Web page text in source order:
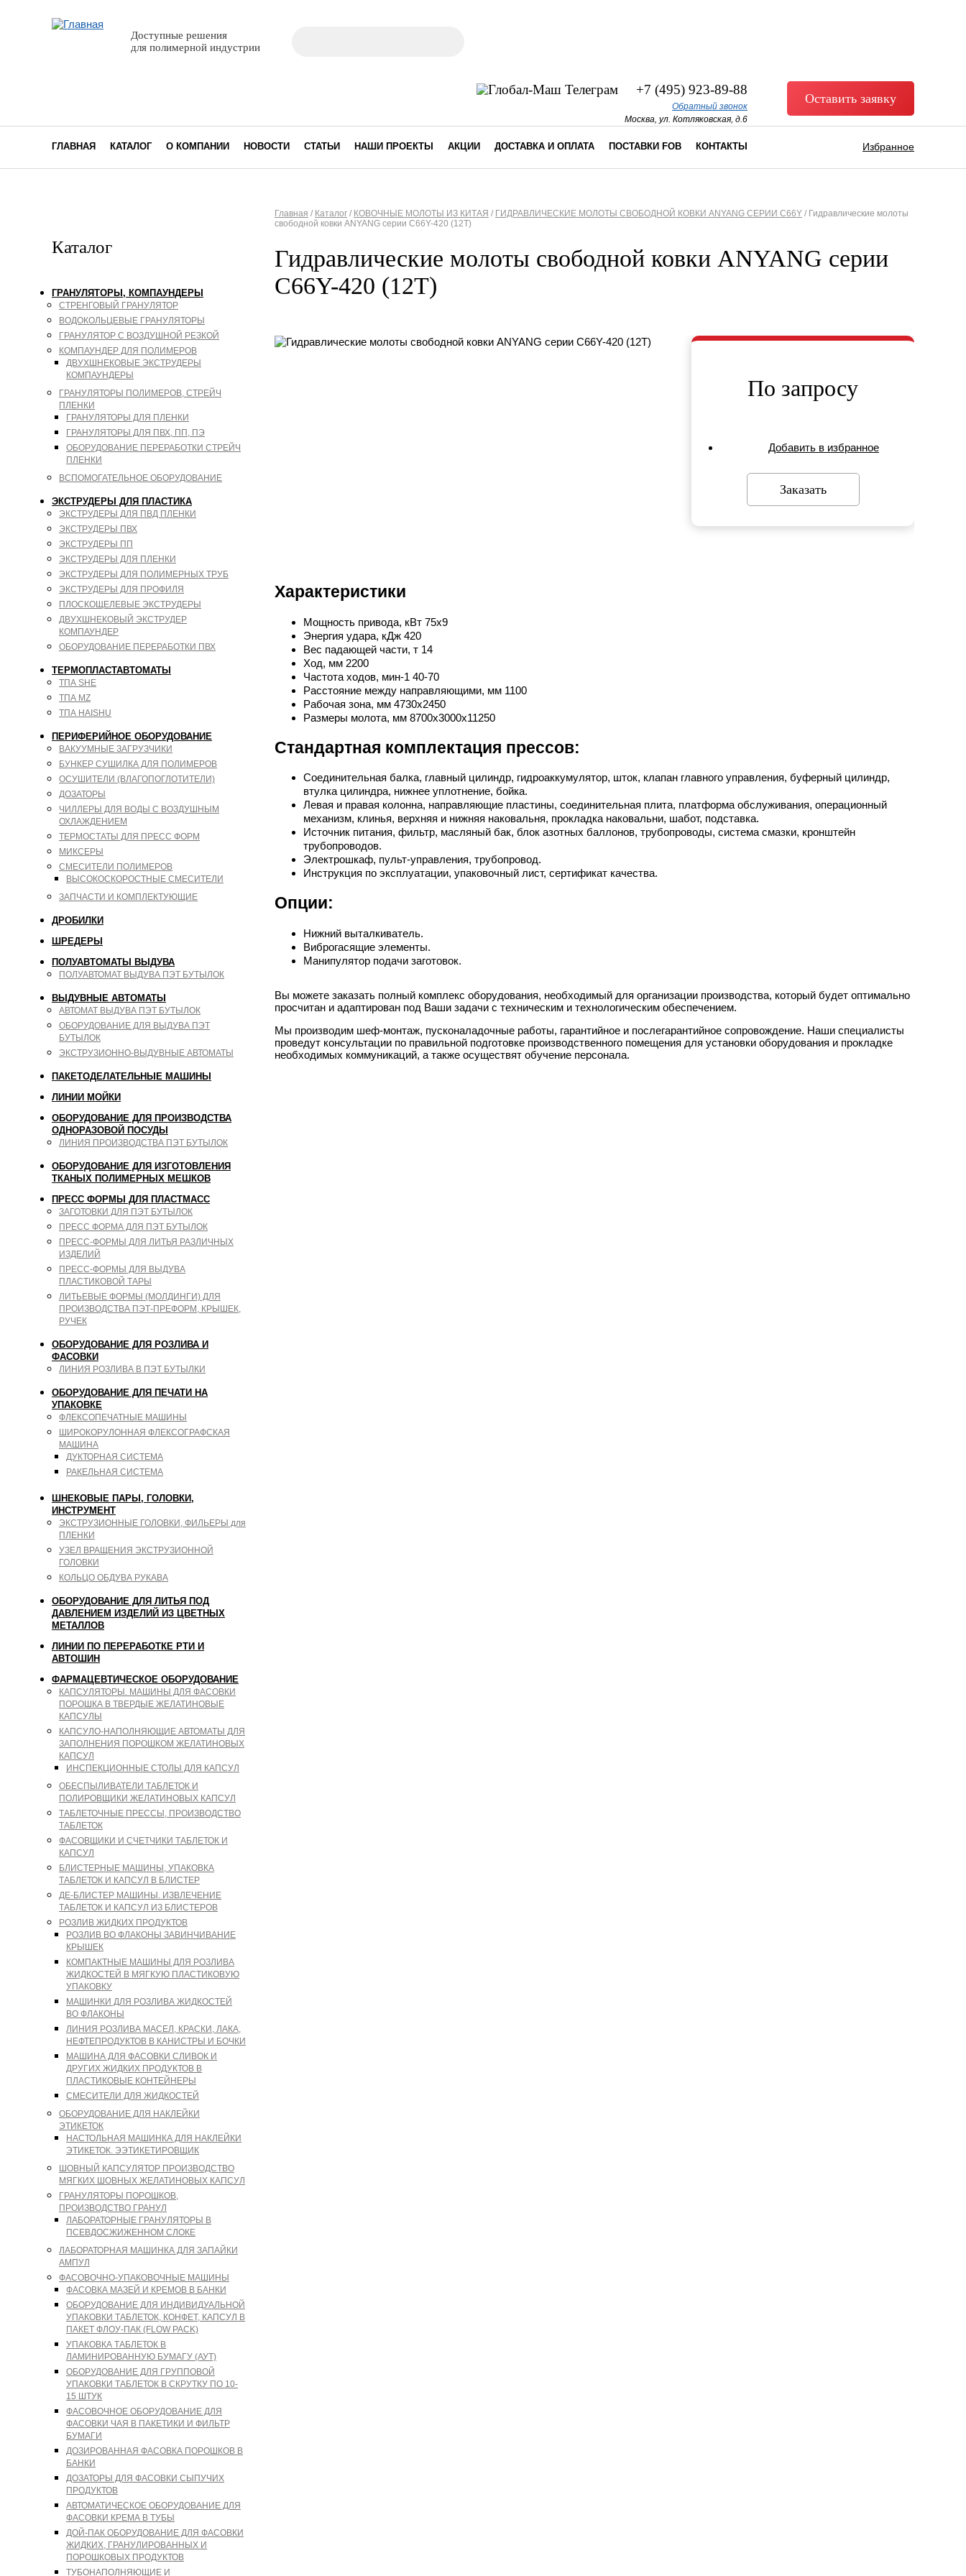
Доступные решения
для полимерной индустрии
+7 (495) 923-89-88
Обратный звонок
Москва, ул. Котляковская, д.6
Оставить заявку
ГЛАВНАЯ КАТАЛОГ О КОМПАНИИ НОВОСТИ СТАТЬИ НАШИ ПРОЕКТЫ АКЦИИ ДОСТАВКА И ОПЛАТА ПОСТАВКИ FOB КОНТАКТЫ Избранное
Каталог
ГРАНУЛЯТОРЫ, КОМПАУНДЕРЫ
СТРЕНГОВЫЙ ГРАНУЛЯТОР
ВОДОКОЛЬЦЕВЫЕ ГРАНУЛЯТОРЫ
ГРАНУЛЯТОР С ВОЗДУШНОЙ РЕЗКОЙ
КОМПАУНДЕР ДЛЯ ПОЛИМЕРОВ
ДВУХШНЕКОВЫЕ ЭКСТРУДЕРЫ
КОМПАУНДЕРЫ
ГРАНУЛЯТОРЫ ПОЛИМЕРОВ, СТРЕЙЧ
ПЛЕНКИ
ГРАНУЛЯТОРЫ ДЛЯ ПЛЕНКИ
ГРАНУЛЯТОРЫ ДЛЯ ПВХ, ПП, ПЭ
ОБОРУДОВАНИЕ ПЕРЕРАБОТКИ СТРЕЙЧ
ПЛЕНКИ
ВСПОМОГАТЕЛЬНОЕ ОБОРУДОВАНИЕ
ЭКСТРУДЕРЫ ДЛЯ ПЛАСТИКА
ЭКСТРУДЕРЫ ДЛЯ ПВД ПЛЕНКИ
ЭКСТРУДЕРЫ ПВХ
ЭКСТРУДЕРЫ ПП
ЭКСТРУДЕРЫ ДЛЯ ПЛЕНКИ
ЭКСТРУДЕРЫ ДЛЯ ПОЛИМЕРНЫХ ТРУБ
ЭКСТРУДЕРЫ ДЛЯ ПРОФИЛЯ
ПЛОСКОЩЕЛЕВЫЕ ЭКСТРУДЕРЫ
ДВУХШНЕКОВЫЙ ЭКСТРУДЕР
КОМПАУНДЕР
ОБОРУДОВАНИЕ ПЕРЕРАБОТКИ ПВХ
ТЕРМОПЛАСТАВТОМАТЫ
ТПА SHE
ТПА MZ
ТПА HAISHU
ПЕРИФЕРИЙНОЕ ОБОРУДОВАНИЕ
ВАКУУМНЫЕ ЗАГРУЗЧИКИ
БУНКЕР СУШИЛКА ДЛЯ ПОЛИМЕРОВ
ОСУШИТЕЛИ (ВЛАГОПОГЛОТИТЕЛИ)
ДОЗАТОРЫ
ЧИЛЛЕРЫ ДЛЯ ВОДЫ С ВОЗДУШНЫМ
ОХЛАЖДЕНИЕМ
ТЕРМОСТАТЫ ДЛЯ ПРЕСС ФОРМ
МИКСЕРЫ
СМЕСИТЕЛИ ПОЛИМЕРОВ
ВЫСОКОСКОРОСТНЫЕ СМЕСИТЕЛИ
ЗАПЧАСТИ И КОМПЛЕКТУЮЩИЕ
ДРОБИЛКИ
ШРЕДЕРЫ
ПОЛУАВТОМАТЫ ВЫДУВА
ПОЛУАВТОМАТ ВЫДУВА ПЭТ БУТЫЛОК
ВЫДУВНЫЕ АВТОМАТЫ
АВТОМАТ ВЫДУВА ПЭТ БУТЫЛОК
ОБОРУДОВАНИЕ ДЛЯ ВЫДУВА ПЭТ
БУТЫЛОК
ЭКСТРУЗИОННО-ВЫДУВНЫЕ АВТОМАТЫ
ПАКЕТОДЕЛАТЕЛЬНЫЕ МАШИНЫ
ЛИНИИ МОЙКИ
ОБОРУДОВАНИЕ ДЛЯ ПРОИЗВОДСТВА
ОДНОРАЗОВОЙ ПОСУДЫ
ЛИНИЯ ПРОИЗВОДСТВА ПЭТ БУТЫЛОК
ОБОРУДОВАНИЕ ДЛЯ ИЗГОТОВЛЕНИЯ
ТКАНЫХ ПОЛИМЕРНЫХ МЕШКОВ
ПРЕСС ФОРМЫ ДЛЯ ПЛАСТМАСС
ЗАГОТОВКИ ДЛЯ ПЭТ БУТЫЛОК
ПРЕСС ФОРМА ДЛЯ ПЭТ БУТЫЛОК
ПРЕСС-ФОРМЫ ДЛЯ ЛИТЬЯ РАЗЛИЧНЫХ
ИЗДЕЛИЙ
ПРЕСС-ФОРМЫ ДЛЯ ВЫДУВА
ПЛАСТИКОВОЙ ТАРЫ
ЛИТЬЕВЫЕ ФОРМЫ (МОЛДИНГИ) ДЛЯ
ПРОИЗВОДСТВА ПЭТ-ПРЕФОРМ, КРЫШЕК,
РУЧЕК
ОБОРУДОВАНИЕ ДЛЯ РОЗЛИВА И
ФАСОВКИ
ЛИНИЯ РОЗЛИВА В ПЭТ БУТЫЛКИ
ОБОРУДОВАНИЕ ДЛЯ ПЕЧАТИ НА
УПАКОВКЕ
ФЛЕКСОПЕЧАТНЫЕ МАШИНЫ
ШИРОКОРУЛОННАЯ ФЛЕКСОГРАФСКАЯ
МАШИНА
ДУКТОРНАЯ СИСТЕМА
РАКЕЛЬНАЯ СИСТЕМА
ШНЕКОВЫЕ ПАРЫ, ГОЛОВКИ,
ИНСТРУМЕНТ
ЭКСТРУЗИОННЫЕ ГОЛОВКИ, ФИЛЬЕРЫ для
ПЛЕНКИ
УЗЕЛ ВРАЩЕНИЯ ЭКСТРУЗИОННОЙ
ГОЛОВКИ
КОЛЬЦО ОБДУВА РУКАВА
ОБОРУДОВАНИЕ ДЛЯ ЛИТЬЯ ПОД
ДАВЛЕНИЕМ ИЗДЕЛИЙ ИЗ ЦВЕТНЫХ
МЕТАЛЛОВ
ЛИНИИ ПО ПЕРЕРАБОТКЕ РТИ И
АВТОШИН
ФАРМАЦЕВТИЧЕСКОЕ ОБОРУДОВАНИЕ
КАПСУЛЯТОРЫ. МАШИНЫ ДЛЯ ФАСОВКИ
ПОРОШКА В ТВЕРДЫЕ ЖЕЛАТИНОВЫЕ
КАПСУЛЫ
КАПСУЛО-НАПОЛНЯЮЩИЕ АВТОМАТЫ ДЛЯ
ЗАПОЛНЕНИЯ ПОРОШКОМ ЖЕЛАТИНОВЫХ
КАПСУЛ
ИНСПЕКЦИОННЫЕ СТОЛЫ ДЛЯ КАПСУЛ
ОБЕСПЫЛИВАТЕЛИ ТАБЛЕТОК И
ПОЛИРОВЩИКИ ЖЕЛАТИНОВЫХ КАПСУЛ
ТАБЛЕТОЧНЫЕ ПРЕССЫ, ПРОИЗВОДСТВО
ТАБЛЕТОК
ФАСОВЩИКИ И СЧЕТЧИКИ ТАБЛЕТОК И
КАПСУЛ
БЛИСТЕРНЫЕ МАШИНЫ, УПАКОВКА
ТАБЛЕТОК И КАПСУЛ В БЛИСТЕР
ДЕ-БЛИСТЕР МАШИНЫ. ИЗВЛЕЧЕНИЕ
ТАБЛЕТОК И КАПСУЛ ИЗ БЛИСТЕРОВ
РОЗЛИВ ЖИДКИХ ПРОДУКТОВ
РОЗЛИВ ВО ФЛАКОНЫ ЗАВИНЧИВАНИЕ
КРЫШЕК
КОМПАКТНЫЕ МАШИНЫ ДЛЯ РОЗЛИВА
ЖИДКОСТЕЙ В МЯГКУЮ ПЛАСТИКОВУЮ
УПАКОВКУ
МАШИНКИ ДЛЯ РОЗЛИВА ЖИДКОСТЕЙ
ВО ФЛАКОНЫ
ЛИНИЯ РОЗЛИВА МАСЕЛ, КРАСКИ, ЛАКА,
НЕФТЕПРОДУКТОВ В КАНИСТРЫ И БОЧКИ
МАШИНА ДЛЯ ФАСОВКИ СЛИВОК И
ДРУГИХ ЖИДКИХ ПРОДУКТОВ В
ПЛАСТИКОВЫЕ КОНТЕЙНЕРЫ
СМЕСИТЕЛИ ДЛЯ ЖИДКОСТЕЙ
ОБОРУДОВАНИЕ ДЛЯ НАКЛЕЙКИ
ЭТИКЕТОК
НАСТОЛЬНАЯ МАШИНКА ДЛЯ НАКЛЕЙКИ
ЭТИКЕТОК. ЭЭТИКЕТИРОВЩИК
ШОВНЫЙ КАПСУЛЯТОР ПРОИЗВОДСТВО
МЯГКИХ ШОВНЫХ ЖЕЛАТИНОВЫХ КАПСУЛ
ГРАНУЛЯТОРЫ ПОРОШКОВ,
ПРОИЗВОДСТВО ГРАНУЛ
ЛАБОРАТОРНЫЕ ГРАНУЛЯТОРЫ В
ПСЕВДОСЖИЖЕННОМ СЛОКЕ
ЛАБОРАТОРНАЯ МАШИНКА ДЛЯ ЗАПАЙКИ
АМПУЛ
ФАСОВОЧНО-УПАКОВОЧНЫЕ МАШИНЫ
ФАСОВКА МАЗЕЙ И КРЕМОВ В БАНКИ
ОБОРУДОВАНИЕ ДЛЯ ИНДИВИДУАЛЬНОЙ
УПАКОВКИ ТАБЛЕТОК, КОНФЕТ, КАПСУЛ В
ПАКЕТ ФЛОУ-ПАК (FLOW PACK)
УПАКОВКА ТАБЛЕТОК В
ЛАМИНИРОВАННУЮ БУМАГУ (АУТ)
ОБОРУДОВАНИЕ ДЛЯ ГРУППОВОЙ
УПАКОВКИ ТАБЛЕТОК В СКРУТКУ ПО 10-
15 ШТУК
ФАСОВОЧНОЕ ОБОРУДОВАНИЕ ДЛЯ
ФАСОВКИ ЧАЯ В ПАКЕТИКИ И ФИЛЬТР
БУМАГИ
ДОЗИРОВАННАЯ ФАСОВКА ПОРОШКОВ В
БАНКИ
ДОЗАТОРЫ ДЛЯ ФАСОВКИ СЫПУЧИХ
ПРОДУКТОВ
АВТОМАТИЧЕСКОЕ ОБОРУДОВАНИЕ ДЛЯ
ФАСОВКИ КРЕМА В ТУБЫ
ДОЙ-ПАК ОБОРУДОВАНИЕ ДЛЯ ФАСОВКИ
ЖИДКИХ, ГРАНУЛИРОВАННЫХ И
ПОРОШКОВЫХ ПРОДУКТОВ
ТУБОНАПОЛНЯЮЩИЕ И
Вы здесь
Главная / Каталог / КОВОЧНЫЕ МОЛОТЫ ИЗ КИТАЯ / ГИДРАВЛИЧЕСКИЕ МОЛОТЫ СВОБОДНОЙ КОВКИ ANYANG СЕРИИ C66Y / Гидравлические молоты
свободной ковки ANYANG серии C66Y-420 (12T)
Гидравлические молоты свободной ковки ANYANG серии
C66Y-420 (12T)
По запросу
Добавить в избранное
Заказать
Характеристики
Мощность привода, кВт 75х9
Энергия удара, кДж 420
Вес падающей части, т 14
Ход, мм 2200
Частота ходов, мин-1 40-70
Расстояние между направляющими, мм 1100
Рабочая зона, мм 4730х2450
Размеры молота, мм 8700х3000х11250
Стандартная комплектация прессов:
Соединительная балка, главный цилиндр, гидроаккумулятор, шток, клапан главного управления, буферный цилиндр,
втулка цилиндра, нижнее уплотнение, бойка.
Левая и правая колонна, направляющие пластины, соединительная плита, платформа обслуживания, операционный
механизм, клинья, верхняя и нижняя наковальня, прокладка наковальни, шабот, подставка.
Источник питания, фильтр, масляный бак, блок азотных баллонов, трубопроводы, система смазки, кронштейн
трубопроводов.
Электрошкаф, пульт-управления, трубопровод.
Инструкция по эксплуатации, упаковочный лист, сертификат качества.
Опции:
Нижний выталкиватель.
Виброгасящие элементы.
Манипулятор подачи заготовок.
Вы можете заказать полный комплекс оборудования, необходимый для организации производства, который будет оптимально
просчитан и адаптирован под Ваши задачи с техническим и технологическим обеспечением.
Мы производим шеф-монтаж, пусконаладочные работы, гарантийное и послегарантийное сопровождение. Наши специалисты
проведут консультации по правильной подготовке производственного помещения для установки оборудования и прокладке
необходимых коммуникаций, а также осуществят обучение персонала.